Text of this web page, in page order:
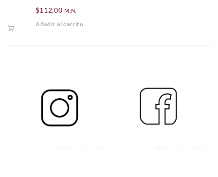
nickel modelo Piccolo
$112.00 M.N.
Añadir al carrito